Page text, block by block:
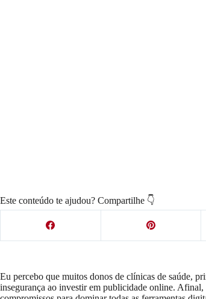
Este conteúdo te ajudou? Compartilhe 👇
Eu percebo que muitos donos de clínicas de saúde,
insegurança ao investir em publicidade online. Afinal,